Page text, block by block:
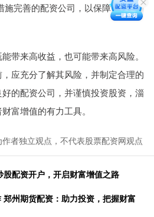
完善的配资公司，以保障资金安
带来高收益，也可能带来高风险。
应充分了解其风险，并制定合理的
的配资公司，并谨慎投资股资，淄
富增值的有力工具。
者独立观点，不代表股票配资网观点
股配资开户，开启财富增值之路
郑州期货配资：助力投资，把握财富